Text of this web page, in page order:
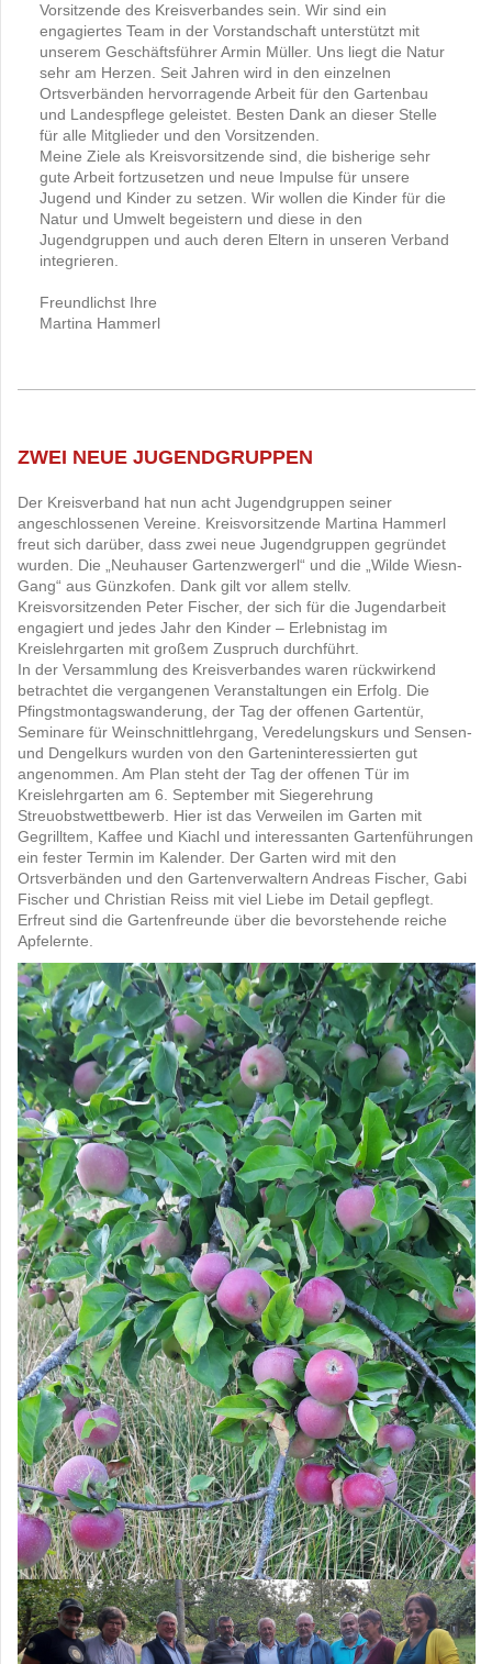
Vorsitzende des Kreisverbandes sein. Wir sind ein
engagiertes Team in der Vorstandschaft unterstützt mit
unserem Geschäftsführer Armin Müller. Uns liegt die Natur
sehr am Herzen. Seit Jahren wird in den einzelnen
Ortsverbänden hervorragende Arbeit für den Gartenbau
und Landespflege geleistet. Besten Dank an dieser Stelle
für alle Mitglieder und den Vorsitzenden.
Meine Ziele als Kreisvorsitzende sind, die bisherige sehr
gute Arbeit fortzusetzen und neue Impulse für unsere
Jugend und Kinder zu setzen. Wir wollen die Kinder für die
Natur und Umwelt begeistern und diese in den
Jugendgruppen und auch deren Eltern in unseren Verband
integrieren.
Freundlichst Ihre
Martina Hammerl
ZWEI NEUE JUGENDGRUPPEN
Der Kreisverband hat nun acht Jugendgruppen seiner
angeschlossenen Vereine. Kreisvorsitzende Martina Hammerl
freut sich darüber, dass zwei neue Jugendgruppen gegründet
wurden. Die „Neuhauser Gartenzwergerl“ und die „Wilde Wiesn-
Gang“ aus Günzkofen. Dank gilt vor allem stellv.
Kreisvorsitzenden Peter Fischer, der sich für die Jugendarbeit
engagiert und jedes Jahr den Kinder – Erlebnistag im
Kreislehrgarten mit großem Zuspruch durchführt.
In der Versammlung des Kreisverbandes waren rückwirkend
betrachtet die vergangenen Veranstaltungen ein Erfolg. Die
Pfingstmontagswanderung, der Tag der offenen Gartentür,
Seminare für Weinschnittlehrgang, Veredelungskurs und Sensen-
und Dengelkurs wurden von den Garteninteressierten gut
angenommen. Am Plan steht der Tag der offenen Tür im
Kreislehrgarten am 6. September mit Siegerehrung
Streuobstwettbewerb. Hier ist das Verweilen im Garten mit
Gegrilltem, Kaffee und Kiachl und interessanten Gartenführungen
ein fester Termin im Kalender. Der Garten wird mit den
Ortsverbänden und den Gartenverwaltern Andreas Fischer, Gabi
Fischer und Christian Reiss mit viel Liebe im Detail gepflegt.
Erfreut sind die Gartenfreunde über die bevorstehende reiche
Apfelernte.